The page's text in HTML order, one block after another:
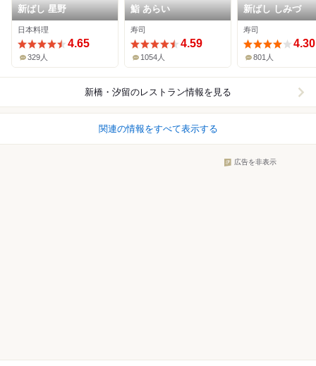
新ばし 星野
日本料理
4.65
329人
鮨 あらい
寿司
4.59
1054人
新ばし しみづ
寿司
4.30
801人
新橋・汐留のレストラン情報を見る
関連の情報をすべて表示する
広告を非表示